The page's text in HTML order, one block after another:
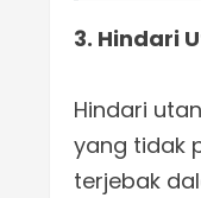
3. Hindari
Hindari
yang tidak
terjebak